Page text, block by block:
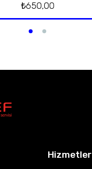
₺650,00
Hizmetler